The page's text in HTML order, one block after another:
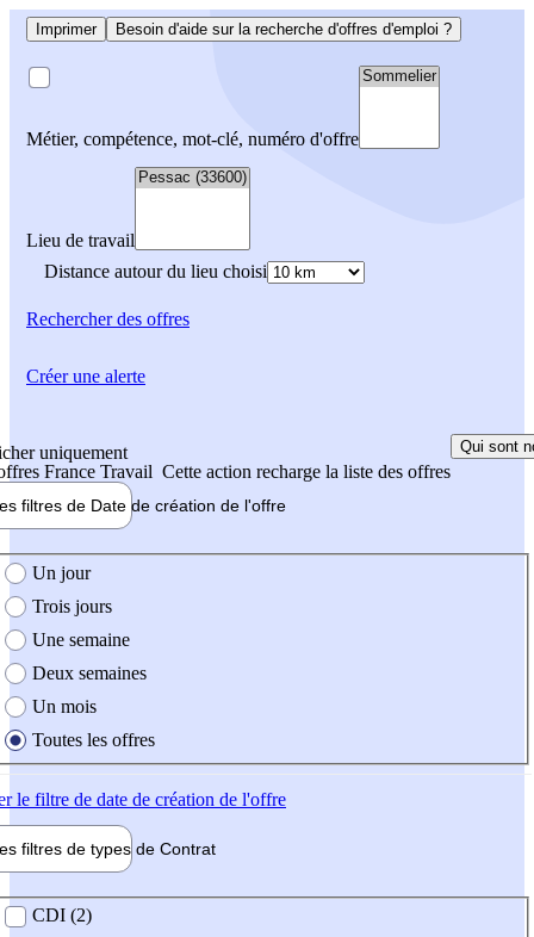
Imprimer Besoin d'aide sur la recherche d'offres d'emploi ?
Métier, compétence, mot-clé, numéro d'offre
Lieu de travail
Distance autour du lieu choisi
Rechercherdes offres
uniquement
France Travail Cette action recharge la liste des offres
Qui sont
filtres de Date de création de l'offre
création de l'offre
Un jour
Trois jours
Une semaine
Deux semaines
Un mois
Toutes les offres
le filtre de date de création de l'offre
filtres de types de Contrat
contrat
CDI (2)
Créer une alerte